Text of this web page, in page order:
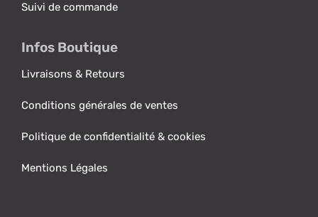
Suivi de commande
Infos Boutique
Livraisons & Retours
Conditions générales de ventes
Politique de confidentialité & cookies
Mentions Légales